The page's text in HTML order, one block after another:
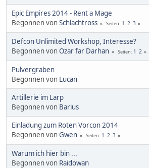
Epic Empires 2014 - Rent a Mage
Begonnen vonSchlachtross Seiten 1 2 3
Defcon Unlimited Workshop, Interesse?
Begonnen vonOzar far Darhan Seiten 1 2
Pulvergraben
Begonnen von Lucan
Artillerie im Larp
Begonnen von Barius
Einladung zum Roten Vorcon 2014
Begonnen vonGwen Seiten 1 2 3
Warum ich hier bin ...
Begonnen von Raidowan